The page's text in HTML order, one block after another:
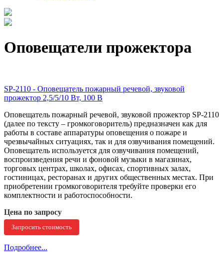
Оповещатели прожектора
SP-2110 - Оповещатель пожарный речевой, звуковой
прожектор 2,5/5/10 Вт, 100 В
Оповещатель пожарный речевой, звуковой прожектор SP-2110
(далее по тексту – громкоговоритель) предназначен как для
работы в составе аппаратуры оповещения о пожаре и
чрезвычайных ситуациях, так и для озвучивания помещений.
Оповещатель используется для озвучивания помещений,
воспроизведения речи и фоновой музыки в магазинах,
торговых центрах, школах, офисах, спортивных залах,
гостиницах, ресторанах и других общественных местах. При
приобретении громкоговорителя требуйте проверки его
комплектности и работоспособности.
Цена по запросу
Запросить стоимость
Подробнее...